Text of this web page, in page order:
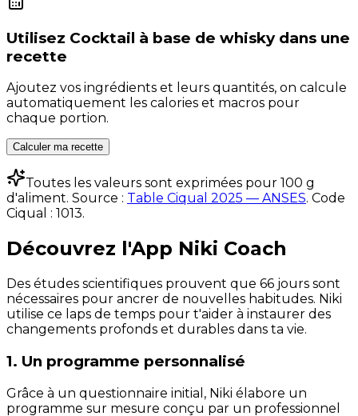
Utilisez Cocktail à base de whisky dans une
recette
Ajoutez vos ingrédients et leurs quantités, on calcule
automatiquement les calories et macros pour
chaque portion.
Calculer ma recette
Toutes les valeurs sont exprimées pour 100 g
d'aliment. Source : Table Ciqual 2025 — ANSES. Code
Ciqual : 1013.
Découvrez l'App Niki Coach
Des études scientifiques prouvent que 66 jours sont
nécessaires pour ancrer de nouvelles habitudes. Niki
utilise ce laps de temps pour t'aider à instaurer des
changements profonds et durables dans ta vie.
1. Un programme personnalisé
Grâce à un questionnaire initial, Niki élabore un
programme sur mesure conçu par un professionnel